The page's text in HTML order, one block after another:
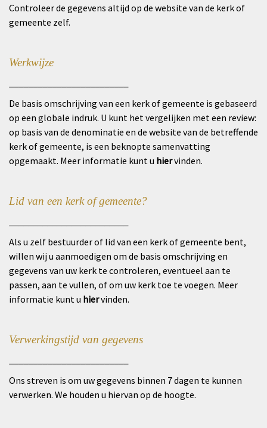
Controleer de gegevens altijd op de website van de kerk of
gemeente zelf.
Werkwijze
De basis omschrijving van een kerk of gemeente is gebaseerd
op een globale indruk. U kunt het vergelijken met een review:
op basis van de denominatie en de website van de betreffende
kerk of gemeente, is een beknopte samenvatting
opgemaakt. Meer informatie kunt u hiervinden.
Lid van een kerk of gemeente?
Als u zelf bestuurder of lid van een kerk of gemeente bent,
willen wij u aanmoedigen om de basis omschrijving en
gegevens van uw kerk te controleren, eventueel aan te
passen, aan te vullen, of om uw kerk toe te voegen. Meer
informatie kunt u hiervinden.
Verwerkingstijd van gegevens
Ons streven is om uw gegevens binnen 7 dagen te kunnen
verwerken. We houden u hiervan op de hoogte.